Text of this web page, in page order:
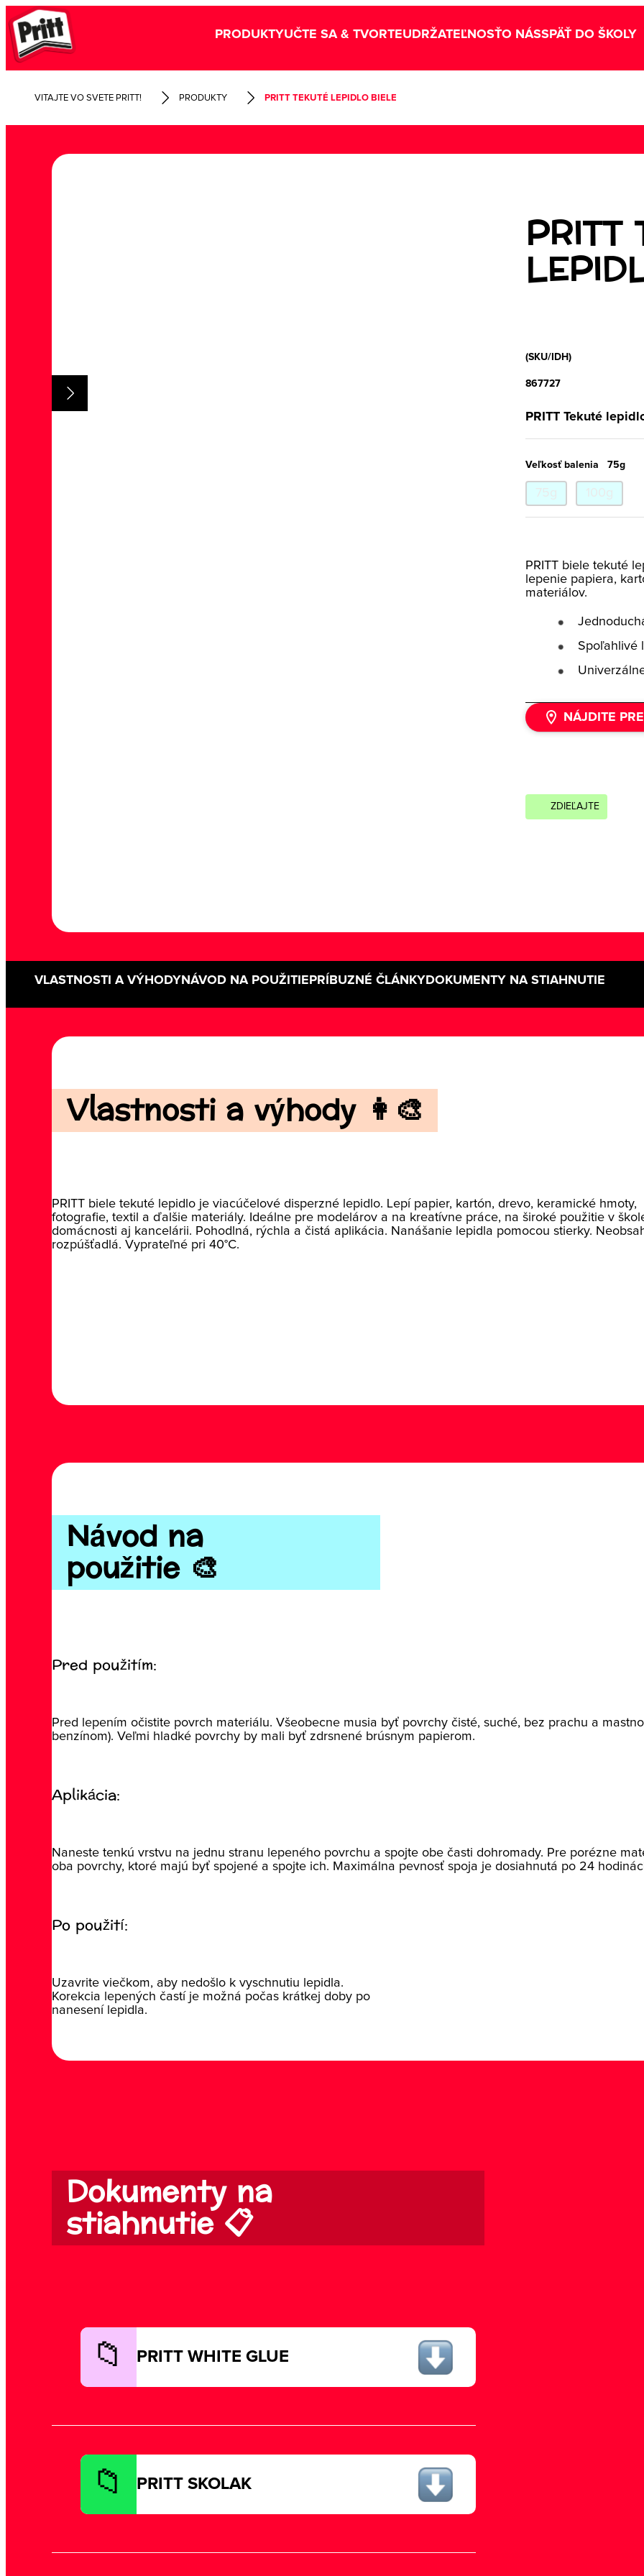
PRODUKTYUČTE SA & TVORTEUDRŽATEĽNOSŤO NÁSSPÄŤ DO ŠKOLY
VITAJTE VO SVETE PRITT! PRODUKTY PRITT TEKUTÉ LEPIDLO BIELE
PRITT
(SKU/IDH)
867727
PRITT Tekuté
Veľkosť balenia 75g
PRITT biele tekuté
lepenie papiera,
materiálov.
Spoľahlivé
NÁJDITE
ZDIEĽAJTE
VLASTNOSTI A VÝHODYNÁVOD NA POUŽITIE PRÍBUZNÉ ČLÁNKYDOKUMENTY NA STIAHNUTIE
Vlastnosti a výhody 👩‍🎨
PRITT biele tekuté lepidlo je viacúčelové disperzné lepidlo. Lepí papier, kartón, drevo, keramické hmoty,
fotografie, textil a ďalšie materiály. Ideálne pre modelárov a na kreatívne práce, na široké použitie v
domácnosti aj kancelárii. Pohodlná, rýchla a čistá aplikácia. Nanášanie lepidla pomocou stierky.
rozpúšťadlá. Vyprateľné pri 40°C.
Návod na
použitie 🎨
Pred použitím:
Pred lepením očistite povrch materiálu. Všeobecne musia byť povrchy čisté, suché, bez prachu a
benzínom). Veľmi hladké povrchy by mali byť zdrsnené brúsnym papierom.
Aplikácia:
Naneste tenkú vrstvu na jednu stranu lepeného povrchu a spojte obe časti dohromady. Pre porézne
oba povrchy, ktoré majú byť spojené a spojte ich. Maximálna pevnosť spoja je dosiahnutá po 24
Po použití:
Uzavrite viečkom, aby nedošlo k vyschnutiu lepidla.
Korekcia lepených častí je možná počas krátkej doby po
nanesení lepidla.
Dokumenty na
stiahnutie 📋
PRITT WHITE GLUE
PRITT SKOLAK